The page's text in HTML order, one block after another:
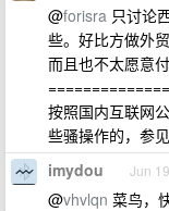
@forisra 只讨论
些。好比方做外
而且也不太愿意
按照国内互联网
些骚操作的，参
imydou Jun
@vhvlqn 菜鸟，